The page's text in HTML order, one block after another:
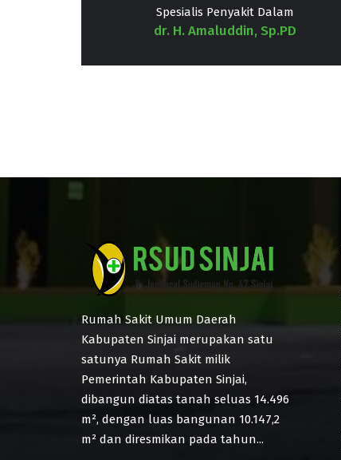
Spesialis Penyakit Dalam
dr. H. Amaluddin, Sp.PD
Rumah Sakit Umum Daerah
Kabupaten Sinjai merupakan satu
satunya Rumah Sakit milik
Pemerintah Kabupaten Sinjai,
dibangun diatas tanah seluas 14.496
m², dengan luas bangunan 10.147,2
m² dan diresmikan pada tahun...